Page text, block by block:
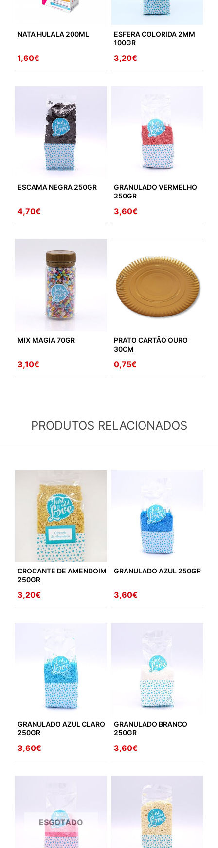
NATA HULALA 200ML
1,60€
ESFERA COLORIDA 2MM
100GR
3,20€
ESCAMA NEGRA 250GR
4,70€
GRANULADO VERMELHO
250GR
3,60€
MIX MAGIA 70GR
3,10€
PRATO CARTÃO OURO
30CM
0,75€
PRODUTOS RELACIONADOS
CROCANTE DE AMENDOIM
250GR
3,20€
GRANULADO AZUL 250GR
3,60€
GRANULADO AZUL CLARO
250GR
3,60€
GRANULADO BRANCO
250GR
3,60€
ESGOTADO